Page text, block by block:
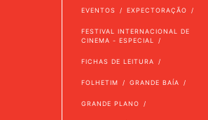
EVENTOS EXPECTORAÇÃO
FESTIVAL INTERNACIONAL DE
CINEMA - ESPECIAL
FICHAS DE LEITURA
FOLHETIM GRANDE BAÍA
GRANDE PLANO